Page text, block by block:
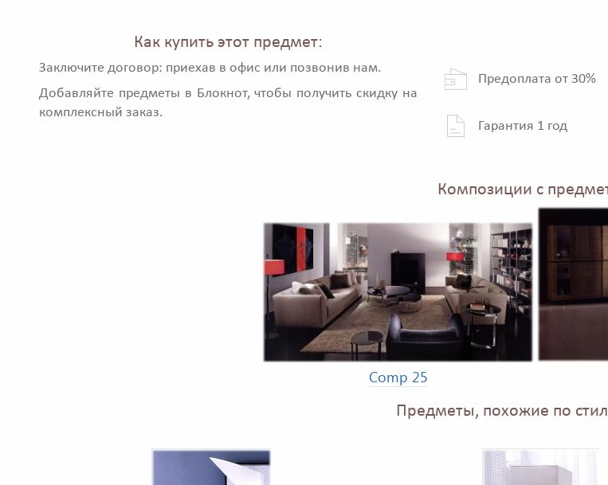
Как купить этот предмет:
Заключите договор: приехав в офис или позвонив нам.
Добавляйте предметы в Блокнот, чтобы получить скидку на
комплексный заказ.
Предоплата от 30%
Гарантия 1 год
Композиции с
Comp 25
Предметы, похожие по